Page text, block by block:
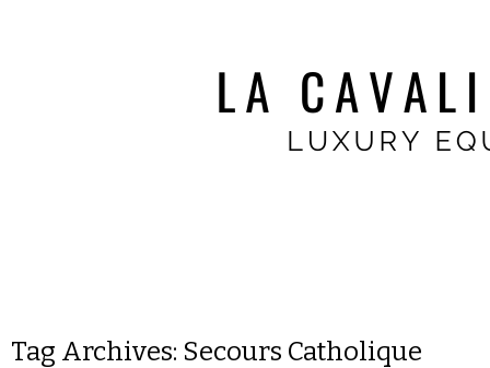
Tag Archives: Secours Catholique